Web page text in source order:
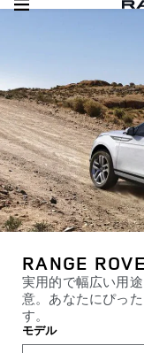
RANGE
実用的で幅広い用
意。あなたにぴっ
す。
モデル